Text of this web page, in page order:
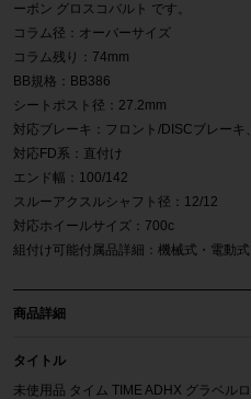
ーボン グロスコバルト です。
コラム径：オーバーサイズ
コラム残り：74mm
BB規格：BB386
シートポスト径：27.2mm
対応ブレーキ：フロント/DISCブレーキ
対応FD系：直付け
エンド幅：100/142
スルーアクスルシャフト径：12/12
対応ホイールサイズ：700c
組付け可能付属品詳細：機械式・電動
商品詳細
タイトル
未使用品 タイム TIME ADHX グラベル